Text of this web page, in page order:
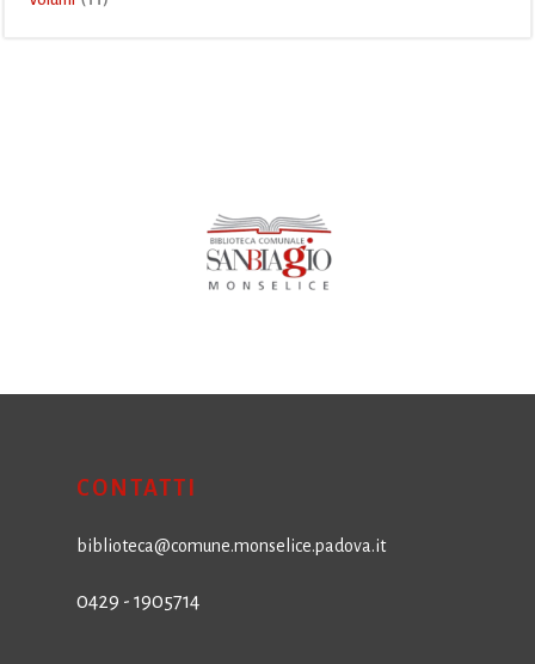
CONTATTI
biblioteca@comune.monselice.padova.it
0429 - 1905714